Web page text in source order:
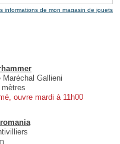
informations de mon magasin de jouets
Maréchal Gallieni
mètres
ouvre mardi à 11h00